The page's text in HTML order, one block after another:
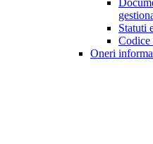
Statuti
Codice
Oneri